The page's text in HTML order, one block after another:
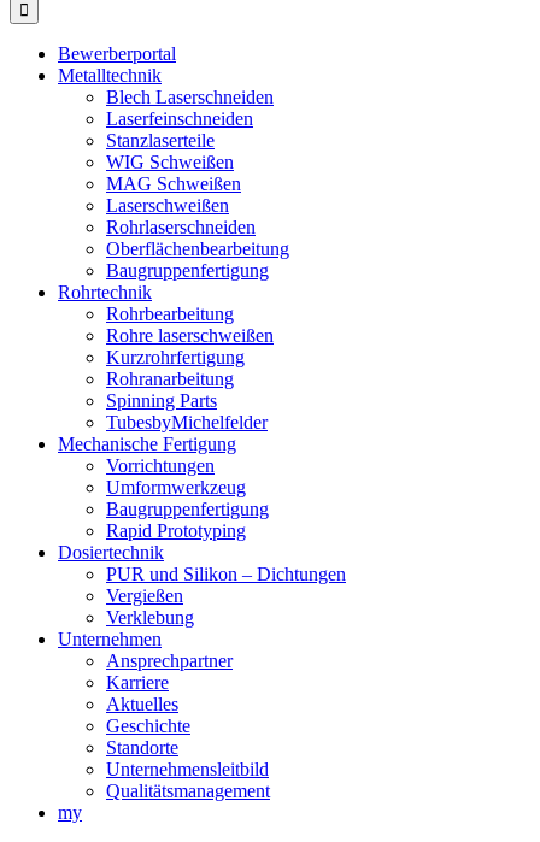
Bewerberportal
Metalltechnik
Blech Laserschneiden
Laserfeinschneiden
Stanzlaserteile
WIG Schweißen
MAG Schweißen
Laserschweißen
Rohrlaserschneiden
Oberflächenbearbeitung
Baugruppenfertigung
Rohrtechnik
Rohrbearbeitung
Rohre laserschweißen
Kurzrohrfertigung
Rohranarbeitung
Spinning Parts
TubesbyMichelfelder
Mechanische Fertigung
Vorrichtungen
Umformwerkzeug
Baugruppenfertigung
Rapid Prototyping
Dosiertechnik
PUR und Silikon – Dichtungen
Vergießen
Verklebung
Unternehmen
Ansprechpartner
Karriere
Aktuelles
Geschichte
Standorte
Unternehmensleitbild
Qualitätsmanagement
my